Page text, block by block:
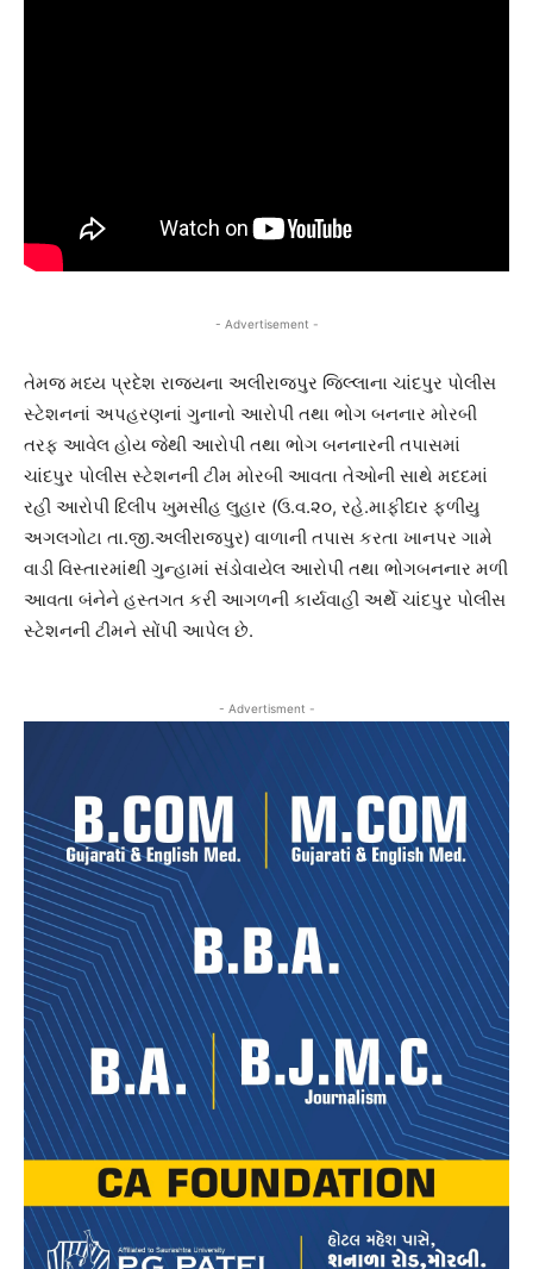
- Advertisement -
તેમજ મધ્ય પ્રદેશ રાજયના અલીરાજપુર જિલ્લાના ચાંદપુર પોલીસ
સ્ટેશનનાં અપહરણનાં ગુનાનો આરોપી તથા ભોગ બનનાર મોરબી
તરફ આવેલ હોય જેથી આરોપી તથા ભોગ બનનારની તપાસમાં
ચાંદપુર પોલીસ સ્ટેશનની ટીમ મોરબી આવતા તેઓની સાથે મદદમાં
રહી આરોપી દિલીપ ખુમસીંહ લુહાર (ઉ.વ.૨૦, રહે.માફીદાર ફળીયુ
અગલગોટા તા.જી.અલીરાજપુર) વાળાની તપાસ કરતા ખાનપર ગામે
વાડી વિસ્તારમાંથી ગુન્હામાં સંડોવાયેલ આરોપી તથા ભોગબનનાર મળી
આવતા બંનેને હસ્તગત કરી આગળની કાર્યવાહી અર્થે ચાંદપુર પોલીસ
સ્ટેશનની ટીમને સોંપી આપેલ છે.
- Advertisment -